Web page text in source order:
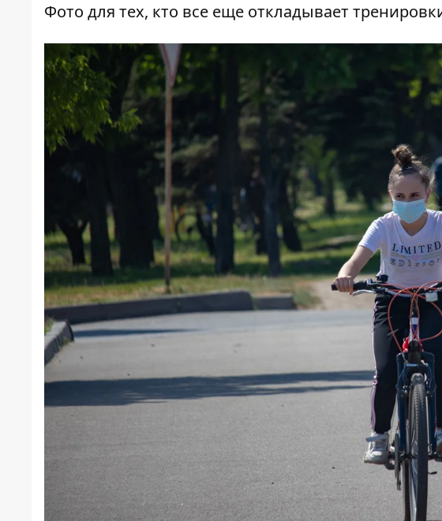
Фото для тех, кто все еще откладывает